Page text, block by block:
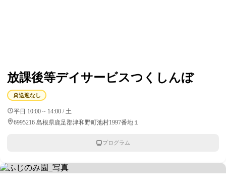
放課後等デイサービスつくしんぼ
送迎なし
平日 10:00 ~ 14:00 / 土
6995216 島根県鹿足郡津和野町池村1997番地１
プログラム